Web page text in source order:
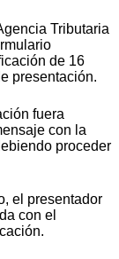
Tributaria
de 16
presentación.
fuera
con la
proceder
el presentador
con el